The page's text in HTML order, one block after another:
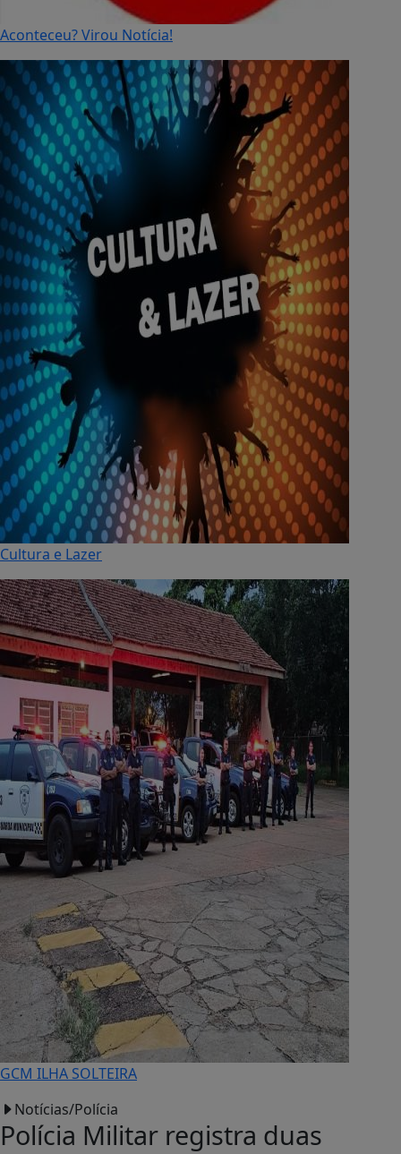
Aconteceu? Virou Notícia!
Cultura e Lazer
GCM ILHA SOLTEIRA
Notícias/Polícia
Polícia Militar registra duas